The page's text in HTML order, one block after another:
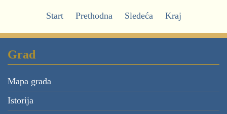
Start Prethodna Sledeća Kraj
Grad
Mapa grada
Istorija